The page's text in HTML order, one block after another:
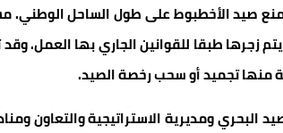
منع صيد الأخطبوط على طول الساحل الوطني.
زجرها طبقا للقوانين الجاري بها العمل. وقد
منها تجميد أو سحب رخصة الصيد.
البحري ومديرية الاستراتيجية والتعاون